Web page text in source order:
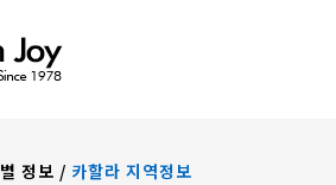
정보 / 카할라 지역정보